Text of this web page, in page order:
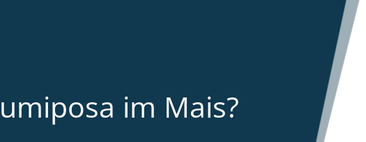
im Mais?